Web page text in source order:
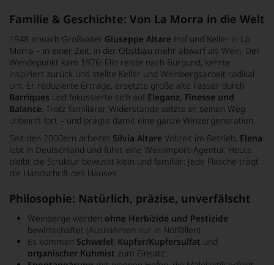
Familie & Geschichte: Von La Morra in die Welt
1948 erwarb Großvater Giuseppe Altare Hof und Keller in La
Morra – in einer Zeit, in der Obstbau mehr abwarf als Wein. Der
Wendepunkt kam 1976: Elio reiste nach Burgund, kehrte
inspiriert zurück und stellte Keller und Weinbergsarbeit radikal
um. Er reduzierte Erträge, ersetzte große alte Fässer durch
Barriques und fokussierte sich auf Eleganz, Finesse und
Balance. Trotz familiärer Widerstände setzte er seinen Weg
unbeirrt fort – und prägte damit eine ganze Winzergeneration.
Seit den 2000ern arbeitet Silvia Altare Vollzeit im Betrieb, Elena
lebt in Deutschland und führt eine Weinimport-Agentur. Heute
bleibt die Struktur bewusst klein und familiär: Jede Flasche trägt
die Handschrift des Hauses.
Philosophie: Natürlich, präzise, unverfälscht
Weinberge werden ohne Herbizide und Pestizide
bewirtschaftet (Ausnahmen nur in Notfällen).
Es kommen Schwefel, Kupfer/Kupfersulfat und
organischer Kuhmist zum Einsatz.